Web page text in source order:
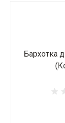
Бархотка